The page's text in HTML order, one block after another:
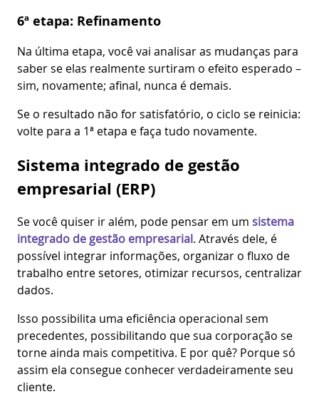
6ª etapa: Refinamento
Na última etapa, você vai analisar as mudanças para
saber se elas realmente surtiram o efeito esperado –
sim, novamente; afinal, nunca é demais.
Se o resultado não for satisfatório, o ciclo se reinicia:
volte para a 1ª etapa e faça tudo novamente.
Sistema integrado de gestão
empresarial (ERP)
Se você quiser ir além, pode pensar em um sistema
integrado de gestão empresarial. Através dele, é
possível integrar informações, organizar o fluxo de
trabalho entre setores, otimizar recursos, centralizar
dados.
Isso possibilita uma eficiência operacional sem
precedentes, possibilitando que sua corporação se
torne ainda mais competitiva. E por quê? Porque só
assim ela consegue conhecer verdadeiramente seu
cliente.